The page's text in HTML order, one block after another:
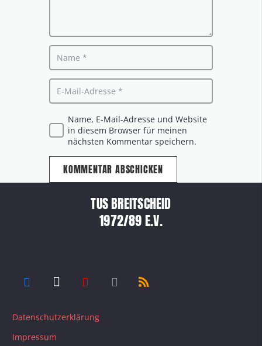
Name, E-Mail-Adresse und Website
in diesem Browser für meinen
nächsten Kommentar speichern.
KOMMENTAR ABSCHICKEN
TUS BREITSCHEID
1972/89 E.V.
Datenschutzerklärung
Impressum